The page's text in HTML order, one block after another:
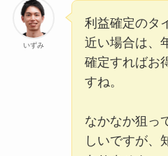
いずみ
利益確定のタ
近い場合は、
確定すればお
すね。
なかなか狙っ
しいですが、